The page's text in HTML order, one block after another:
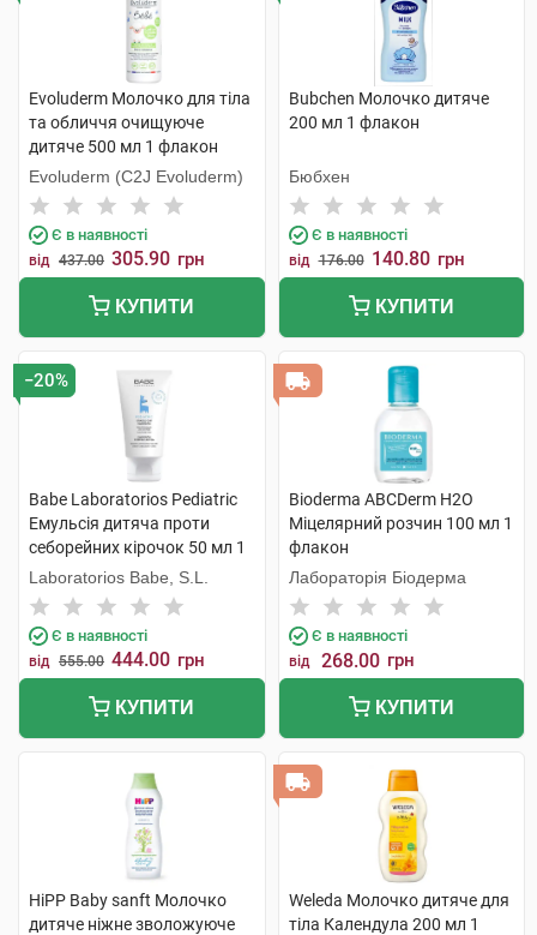
Evoluderm Молочко для тіла
та обличчя очищуюче
дитяче 500 мл 1 флакон
Evoluderm (C2J Evoluderm)
Є в наявності
від 437.00 305.90 грн
КУПИТИ
Bubchen Молочко дитяче
200 мл 1 флакон
Бюбхен
Є в наявності
від 176.00 140.80 грн
КУПИТИ
−20%
Babe Laboratorios Pediatric
Емульсія дитяча проти
себорейних кірочок 50 мл 1
туба
Laboratorios Babe, S.L.
Є в наявності
від 555.00 444.00 грн
КУПИТИ
Bioderma ABCDerm Н2О
Міцелярний розчин 100 мл 1
флакон
Лабораторія Біодерма
Є в наявності
від 268.00 грн
КУПИТИ
HiPP Baby sanft Молочко
дитяче ніжне зволожуюче
Weleda Молочко дитяче для
тіла Календула 200 мл 1